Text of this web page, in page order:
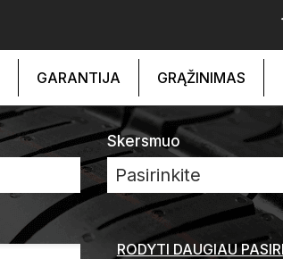
GARANTIJA GRĄŽINIMAS
Skersmuo
Pasirinkite
RODYTI DAUGIAU